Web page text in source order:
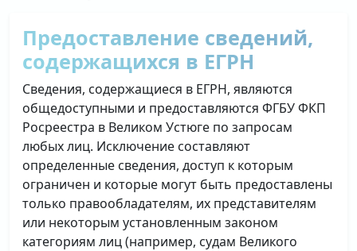
Предоставление сведений,
содержащихся в ЕГРН
Сведения, содержащиеся в ЕГРН, являются
общедоступными и предоставляются ФГБУ ФКП
Росреестра в Великом Устюге по запросам
любых лиц. Исключение составляют
определенные сведения, доступ к которым
ограничен и которые могут быть предоставлены
только правообладателям, их представителям
или некоторым установленным законом
категориям лиц (например, судам Великого